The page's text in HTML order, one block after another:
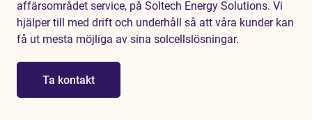
affärsområdet service, på Soltech Energy Solutions. Vi
hjälper till med drift och underhåll så att våra kunder kan
få ut mesta möjliga av sina solcellslösningar.
Ta kontakt